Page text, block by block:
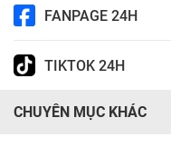
FANPAGE 24H
TIKTOK 24H
CHUYÊN MỤC KHÁC